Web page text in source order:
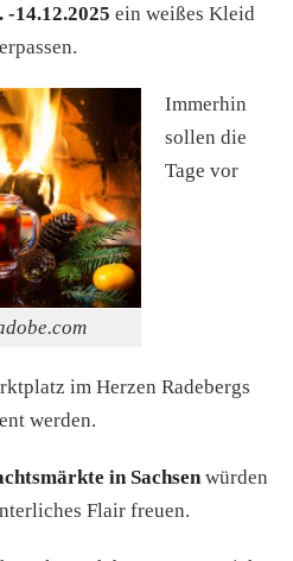
-14.12.2025 ein weißes Kleid
Immerhin
sollen die
Tage vor
im Herzen Radebergs
werden.
in Sachsenwürden
Flair freuen.